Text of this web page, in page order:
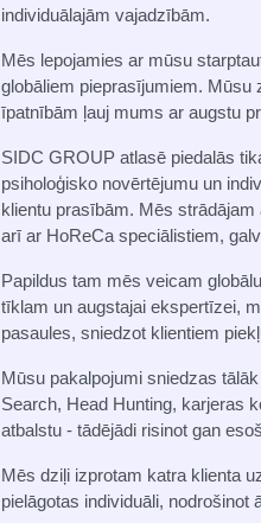
individuālajām vajadzībām.
Mēs lepojamies ar mūsu
globāliem pieprasījumiem. Mūsu
īpatnībām ļauj mums ar augstu
SIDC GROUP atlasē piedalās
psiholoģisko novērtējumu un
klientu prasībām. Mēs
arī ar HoReCa speciālistiem,
Papildus tam mēs veicam
tīklam un augstajai ekspertīzei,
pasaules, sniedzot klientiem
Mūsu pakalpojumi sniedzas
Search, Head Hunting, karjeras
atbalstu - tādējādi risinot gan
Mēs dziļi izprotam katra klienta
pielāgotas individuāli, nodrošinot